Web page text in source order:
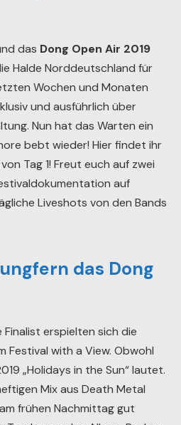
das Dong Open Air 2019
Halde Norddeutschland für
Wochen und Monaten
und ausführlich über
Nun hat das Warten ein
bebt wieder! Hier findet ihr
Tag 1! Freut euch auf zwei
auf
Liveshots von den Bands
das Dong
erspielten sich die
Festival with a View. Obwohl
„Holidays in the Sun“ lautet.
Mix aus Death Metal
frühen Nachmittag gut